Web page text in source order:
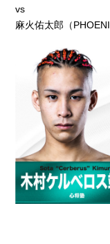
vs
麻火佑太郎（